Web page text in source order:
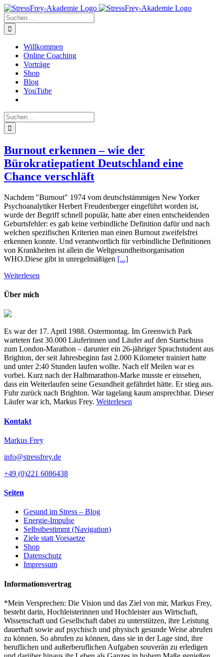
Zum
Inhalt
springen
Suche
nach:
Willkommen
Online Coaching
Vorträge
Shop
Blog
YouTube
Suche
nach:
Burnout erkennen – wie der
Bürokratiepatient Deutschland eine
Chance verschläft
Nachdem "Burnout" 1974 vom deutschstämmigen New Yorker
Psychoanalytiker Herbert Freudenberger eingeführt worden ist,
wurde der Begriff schnell populär, hatte aber einen entscheidenden
Geburtsfehler: es gab keine verbindliche Definition dafür und nach
welchen spezifischen Kriterien man einen Burnout zweifelsfrei
erkennen konnte. Und verantwortlich für verbindliche Definitionen
von Krankheiten ist allein die Weltgesundheitsorganisation
WHO.Diese gibt in unregelmäßigen [...]
Weiterlesen
Über mich
Es war der 17. April 1988. Ostermontag. Im Greenwich Park
warteten fast 30.000 Läuferinnen und Läufer auf den Startschuss
zum London-Marathon – darunter ein 26-jähriger Sprachstudent aus
Brighton, der seit Jahresbeginn fast 2.000 Kilometer trainiert hatte
und unter 2:40 Stunden laufen wollte. Nach elf Meilen war es
vorbei. Kurz nach der Halbmarathon-Marke musste er einsehen,
dass ein Weiterlaufen seine Gesundheit gefährdet hätte. Er stieg aus.
Fuhr zurück nach Brighton. War tagelang kaum ansprechbar. Dieser
Läufer war ich, Markus Frey. Weiterlesen
Kontakt
Markus Frey
info@stressfrey.de
+49 (0)221 6086438
Seiten
Gesund im Stress – Blog
Energie-Impulse
Selbstbestimmt (Navigation)
Ziele statt Vorsaetze
Shop
Datenschutz
Impressum
Informationsvertrag
*Mein Versprechen: Die Vision und das Ziel von mir, Markus Frey,
besteht darin, Hochleisterinnen und Hochleister aus Wirtschaft,
Wissenschaft und Gesellschaft dabei zu unterstützen, ihre Leistung
dauerhaft sowie auf psychisch und physisch gesunde Weise abrufen
zu können. So abrufen zu können, dass sie in der Lage sind, ihre
beruflichen und außerberuflichen Aufgaben souverän zu erledigen